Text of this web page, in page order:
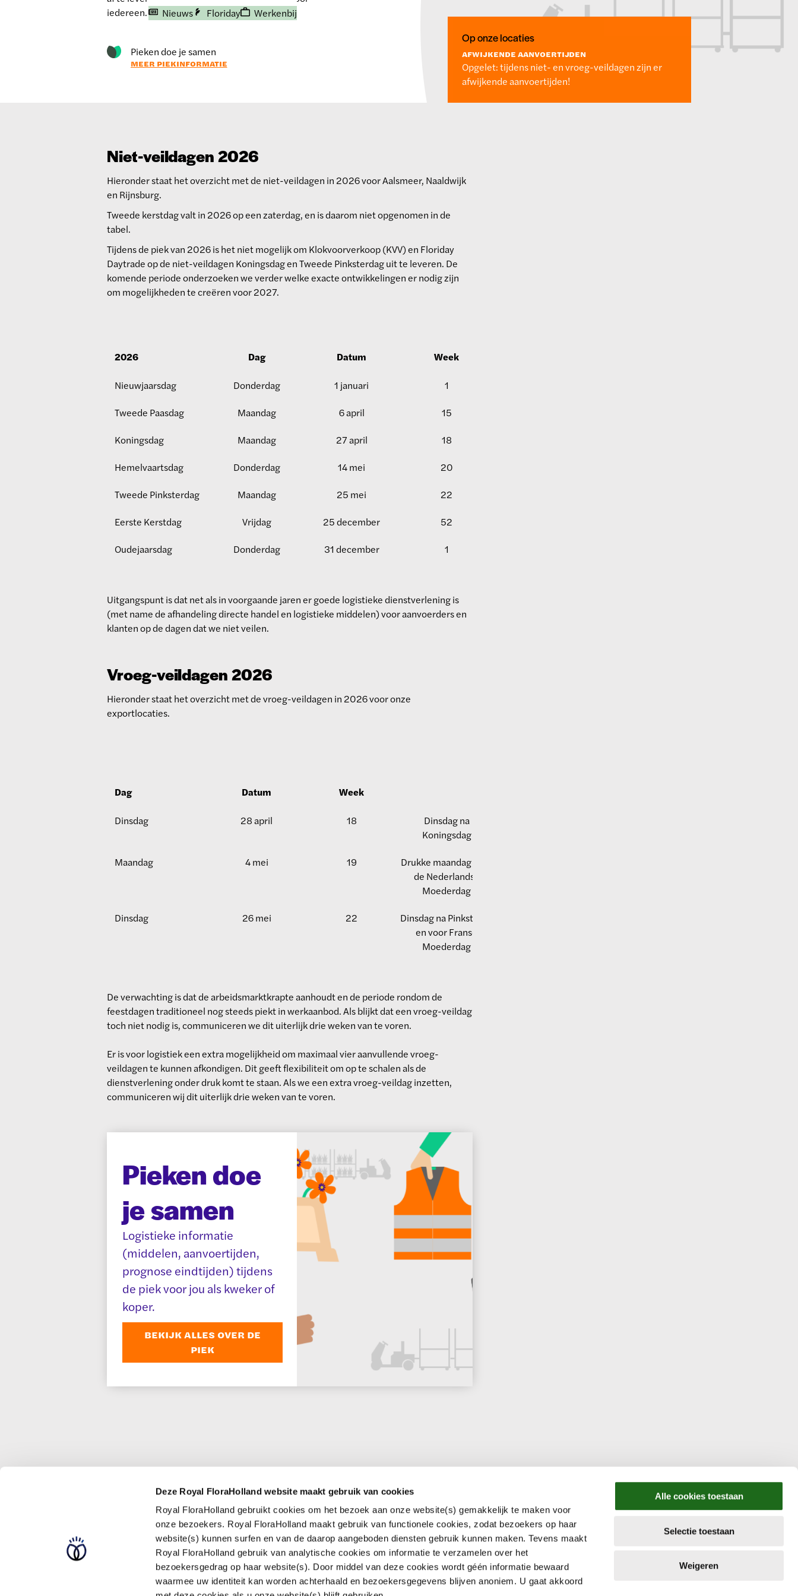
Deze Royal FloraHolland website maakt gebruik van cookies
Royal FloraHolland gebruikt cookies om het bezoek aan onze website(s) gemakkelijk te maken voor
onze bezoekers. Royal FloraHolland maakt gebruik van functionele cookies, zodat bezoekers op haar
website(s) kunnen surfen en van de daarop aangeboden diensten gebruik kunnen maken. Tevens maakt
Royal FloraHolland gebruik van analytische cookies om informatie te verzamelen over het
bezoekersgedrag op haar website(s). Door middel van deze cookies wordt géén informatie bewaard
waarmee uw identiteit kan worden achterhaald en bezoekersgegevens blijven anoniem. U gaat akkoord
Alle cookies toestaan
Selectie toestaan
Weigeren
Nieuws Floriday Werkenbij
iedereen.
Pieken doe je samen
MEER PIEKINFORMATIE
Op onze locaties
AFWIJKENDE AANVOERTIJDEN
Opgelet: tijdens niet- en vroeg-veildagen zijn er
afwijkende aanvoertijden!
Niet-veildagen 2026
Hieronder staat het overzicht met de niet-veildagen in 2026 voor Aalsmeer, Naaldwijk
en Rijnsburg.
Tweede kerstdag valt in 2026 op een zaterdag, en is daarom niet opgenomen in de
tabel.
Tijdens de piek van 2026 is het niet mogelijk om Klokvoorverkoop (KVV) en Floriday
Daytrade op de niet-veildagen Koningsdag en Tweede Pinksterdag uit te leveren. De
komende periode onderzoeken we verder welke exacte ontwikkelingen er nodig zijn
om mogelijkheden te creëren voor 2027.
2026 Dag Datum Week
Nieuwjaarsdag Donderdag 1 januari
1
Tweede Paasdag
Maandag 6 april
15
Koningsdag
Maandag 27 april
18
Hemelvaartsdag
Donderdag 14 mei
20
Tweede Pinksterdag
Maandag 25 mei
22
Eerste Kerstdag
Vrijdag 25 december
52
Oudejaarsdag
Donderdag 31 december 1
Uitgangspunt is dat net als in voorgaande jaren er goede logistieke dienstverlening is
(met name de afhandeling directe handel en logistieke middelen) voor aanvoerders en
klanten op de dagen dat we niet veilen.
Vroeg-veildagen 2026
Hieronder staat het overzicht met de vroeg-veildagen in 2026 voor onze
exportlocaties.
Dag Datum Week
Dinsdag 28 april 18
Dinsdag na
Koningsdag
Maandag
4 mei 19
Drukke maandag voor
de Nederlandse
Moederdag
Dinsdag
26 mei 22
Dinsdag na Pinksteren
en voor Franse
Moederdag
De verwachting is dat de arbeidsmarktkrapte aanhoudt en de periode rondom de
feestdagen traditioneel nog steeds piekt in werkaanbod. Als blijkt dat een vroeg-veildag
toch niet nodig is, communiceren we dit uiterlijk drie weken van te voren.
Er is voor logistiek een extra mogelijkheid om maximaal vier aanvullende vroeg-
veildagen te kunnen afkondigen. Dit geeft flexibiliteit om op te schalen als de
dienstverlening onder druk komt te staan. Als we een extra vroeg-veildag inzetten,
communiceren wij dit uiterlijk drie weken van te voren.
Pieken doe
je samen
Logistieke informatie
(middelen, aanvoertijden,
prognose eindtijden) tijdens
de piek voor jou als kweker of
koper.
BEKIJK ALLES OVER DE
PIEK
Storingen/gepland onderhoud
Royal FloraHolland apps
Pers en Media
Aanmelden nieuwsbrief
Intranet Royal FloraHolland
Service en contact
Hulp op afstand
Whatsapp
Contactformulier
Locaties